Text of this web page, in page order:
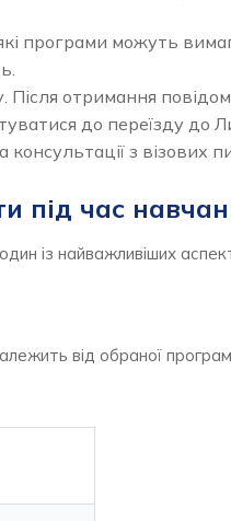
програми можуть
Після отримання
до переїзду до
з візових
під час
із найважливіших
від обраної